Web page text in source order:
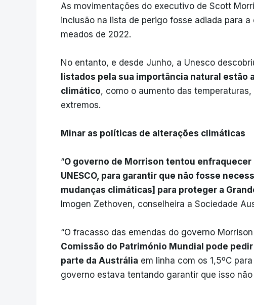
As movimentações do executivo de Scott
inclusão na lista de perigo fosse adiada para
meados de 2022.
No entanto, e desde Junho, a Unesco
listados pela sua importância natural
climático, como o aumento das
extremos.
Minar as políticas de alterações climáticas
“O governo de Morrison tentou
UNESCO, para garantir que não fosse
mudanças climáticas] para proteger a
Imogen Zethoven, conselheira a Sociedade
“O fracasso das emendas do governo
Comissão do Património Mundial pode
parte da Austrália em linha com os 1,5ºC
governo estava tentando garantir que isso